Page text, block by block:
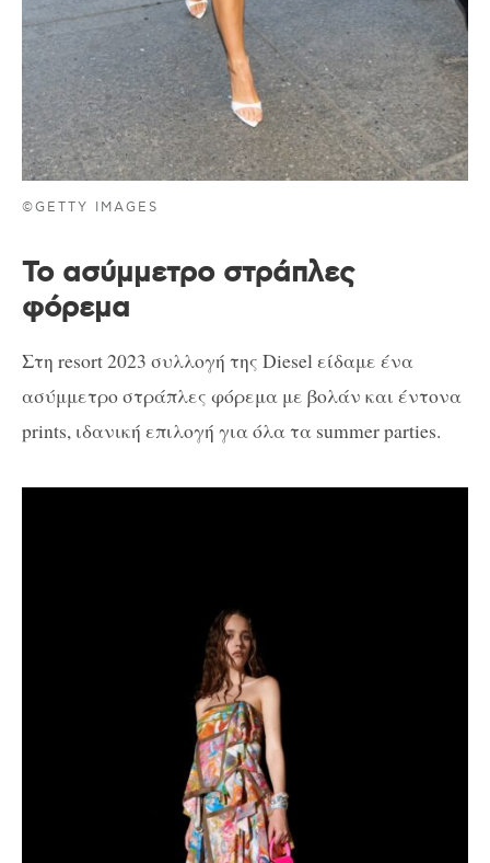
©GETTY IMAGES
Το ασύμμετρο στράπλες
φόρεμα
Στη resort 2023 συλλογή της Diesel είδαμε ένα
ασύμμετρο στράπλες φόρεμα με βολάν και έντονα
prints, ιδανική επιλογή για όλα τα summer parties.